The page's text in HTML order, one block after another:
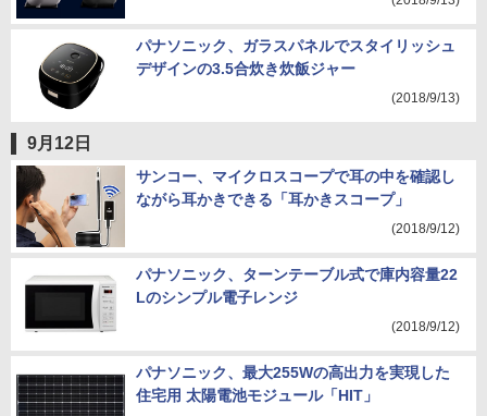
パナソニック、ガラスパネルでスタイリッシュ
デザインの3.5合炊き炊飯ジャー
(2018/9/13)
9月12日
サンコー、マイクロスコープで耳の中を確認し
ながら耳かきできる「耳かきスコープ」
(2018/9/12)
パナソニック、ターンテーブル式で庫内容量22
Lのシンプル電子レンジ
(2018/9/12)
パナソニック、最大255Wの高出力を実現した
住宅用 太陽電池モジュール「HIT」